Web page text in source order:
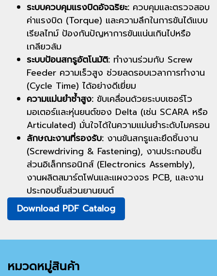
ระบบควบคุมแรงบิดอัจฉริยะ: ควบคุมและตรวจสอบ
ค่าแรงบิด (Torque) และความลึกในการขันได้แบบ
เรียลไทม์ ป้องกันปัญหาการขันแน่นเกินไปหรือ
เกลียวล้ม
ระบบป้อนสกรูอัตโนมัติ: ทำงานร่วมกับ Screw
Feeder ความเร็วสูง ช่วยลดรอบเวลาการทำงาน
(Cycle Time) ได้อย่างดีเยี่ยม
ความแม่นยำซ้ำสูง: ขับเคลื่อนด้วยระบบเซอร์โว
มอเตอร์และหุ่นยนต์ของ Delta (เช่น SCARA หรือ
Articulated) มั่นใจได้ในความแม่นยำระดับไมครอน
ลักษณะงานที่รองรับ: งานขันสกรูและยึดชิ้นงาน
(Screwdriving & Fastening), งานประกอบชิ้น
ส่วนอิเล็กทรอนิกส์ (Electronics Assembly),
งานผลิตสมาร์ตโฟนและแผงวงจร PCB, และงาน
ประกอบชิ้นส่วนยานยนต์
Download PDF Catalog
หมวดหมู่สินค้า